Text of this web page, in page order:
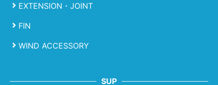
EXTENSION・JOINT
FIN
WIND ACCESSORY
SUP